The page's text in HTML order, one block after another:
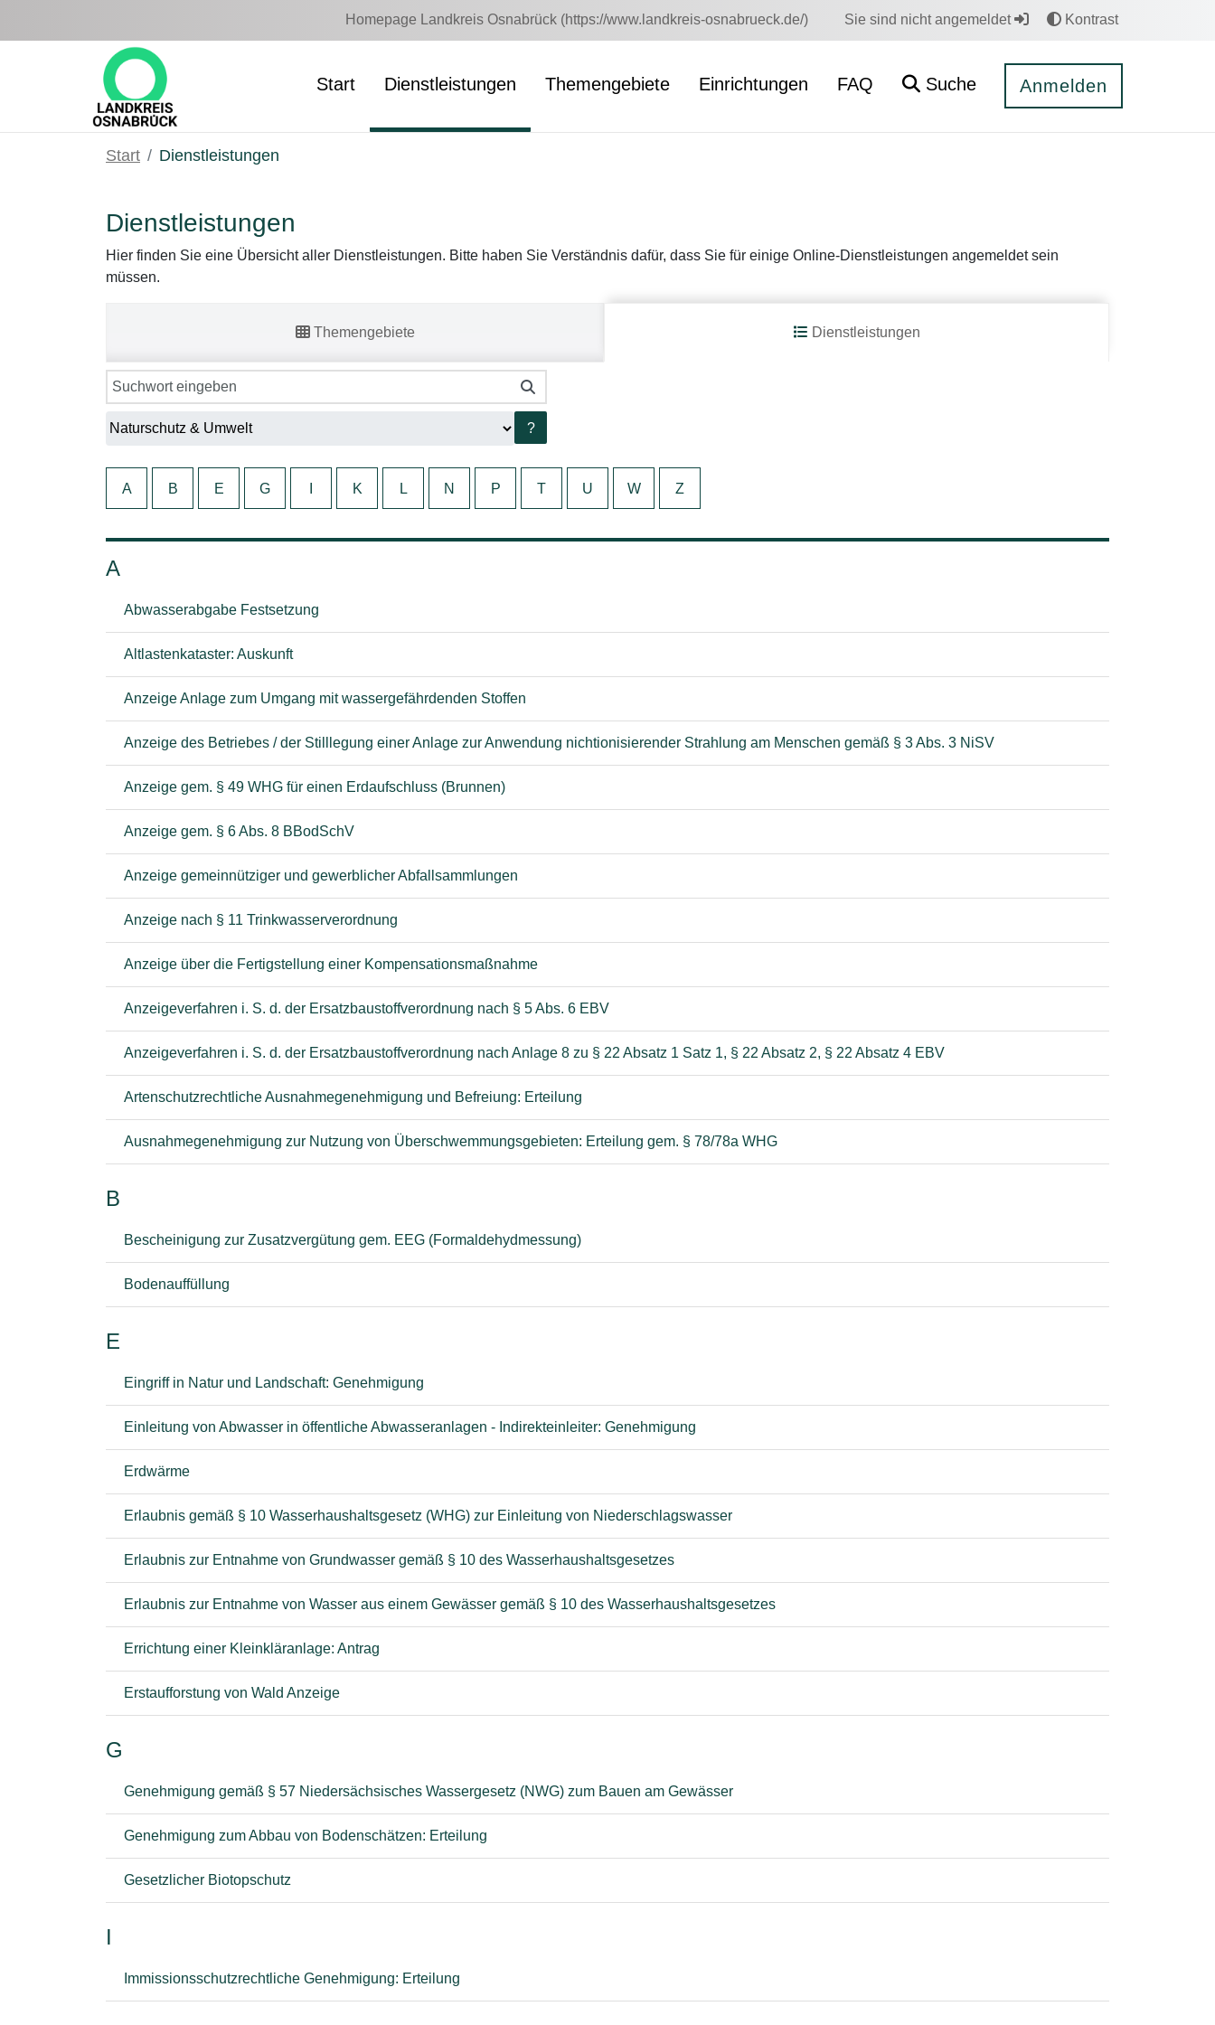
Homepage Landkreis Osnabrück (https://www.landkreis-osnabrueck.de/) Sie sind nicht angemeldet Kontrast
Start Dienstleistungen Themengebiete Einrichtungen FAQ Suche Anmelden
Start Dienstleistungen
Dienstleistungen
Hier finden Sie eine Übersicht aller Dienstleistungen. Bitte haben Sie Verständnis dafür, dass Sie für einige Online-Dienstleistungen angemeldet sein
müssen.
Themengebiete Dienstleistungen
?
A B E G K L N P T U W Z
A
Abwasserabgabe Festsetzung
Altlastenkataster: Auskunft
Anzeige Anlage zum Umgang mit wassergefährdenden Stoffen
Anzeige des Betriebes / der Stilllegung einer Anlage zur Anwendung nichtionisierender Strahlung am Menschen gemäß § 3 Abs. 3 NiSV
Anzeige gem. § 49 WHG für einen Erdaufschluss (Brunnen)
Anzeige gem. § 6 Abs. 8 BBodSchV
Anzeige gemeinnütziger und gewerblicher Abfallsammlungen
Anzeige nach § 11 Trinkwasserverordnung
Anzeige über die Fertigstellung einer Kompensationsmaßnahme
Anzeigeverfahren i. S. d. der Ersatzbaustoffverordnung nach § 5 Abs. 6 EBV
Anzeigeverfahren i. S. d. der Ersatzbaustoffverordnung nach Anlage 8 zu § 22 Absatz 1 Satz 1, § 22 Absatz 2, § 22 Absatz 4 EBV
Artenschutzrechtliche Ausnahmegenehmigung und Befreiung: Erteilung
Ausnahmegenehmigung zur Nutzung von Überschwemmungsgebieten: Erteilung gem. § 78/78a WHG
B
Bescheinigung zur Zusatzvergütung gem. EEG (Formaldehydmessung)
Bodenauffüllung
E
Eingriff in Natur und Landschaft: Genehmigung
Einleitung von Abwasser in öffentliche Abwasseranlagen - Indirekteinleiter: Genehmigung
Erdwärme
Erlaubnis gemäß § 10 Wasserhaushaltsgesetz (WHG) zur Einleitung von Niederschlagswasser
Erlaubnis zur Entnahme von Grundwasser gemäß § 10 des Wasserhaushaltsgesetzes
Erlaubnis zur Entnahme von Wasser aus einem Gewässer gemäß § 10 des Wasserhaushaltsgesetzes
Errichtung einer Kleinkläranlage: Antrag
Erstaufforstung von Wald Anzeige
G
Genehmigung gemäß § 57 Niedersächsisches Wassergesetz (NWG) zum Bauen am Gewässer
Genehmigung zum Abbau von Bodenschätzen: Erteilung
Gesetzlicher Biotopschutz
I
Immissionsschutzrechtliche Genehmigung: Erteilung